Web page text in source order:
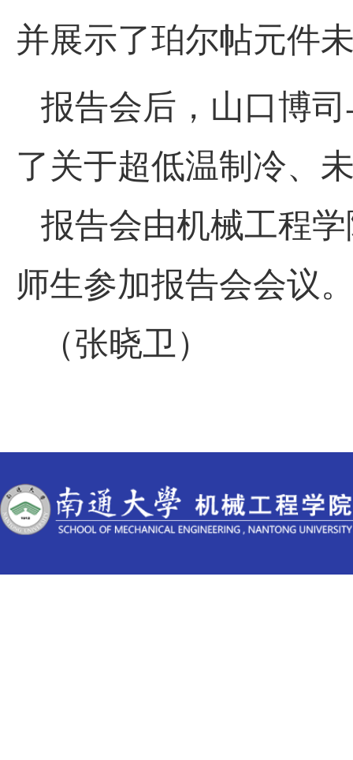
并展示了珀尔帖元件
报告会后， 山口博司
了关于超低温制冷、
报告会由机械工程
师生参加报告会会议
（张晓卫）